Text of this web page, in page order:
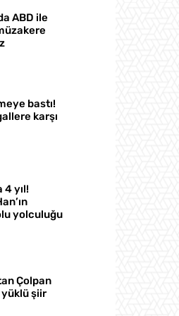
ABD ile
bastı!
karşı
4 yıl!
yolculuğu
Çolpan
yüklü şiir